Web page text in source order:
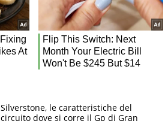
Silverstone, le caratteristiche del
circuito dove si corre il Gp di Gran